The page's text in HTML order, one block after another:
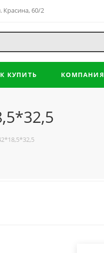
Красина, 60/2
КУПИТЬ КОМПАНИЯ